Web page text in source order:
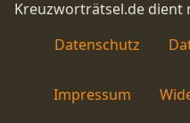
Kreuzworträtsel.de dient
Datenschutz
Impressum